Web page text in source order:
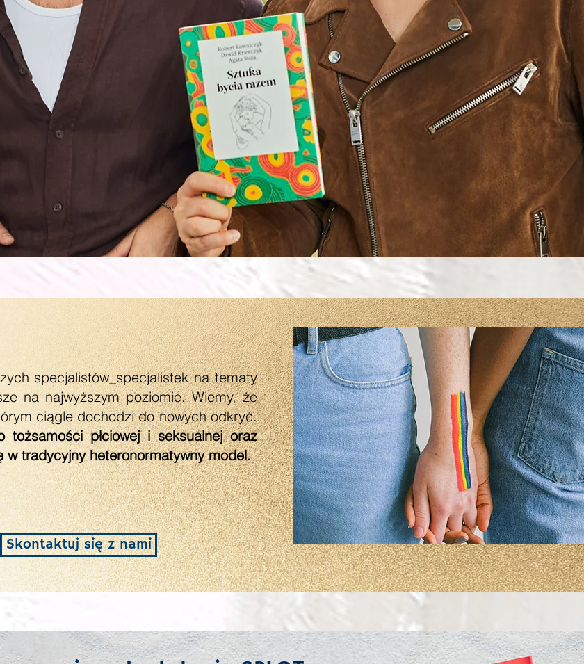
specjalistów_specjalistek na tematy
na najwyższym poziomie. Wiemy, że
ciągle dochodzi do nowych odkryć.
płciowej i seksualnej oraz
w tradycyjny heteronormatywny model.
Skontaktuj się z nami